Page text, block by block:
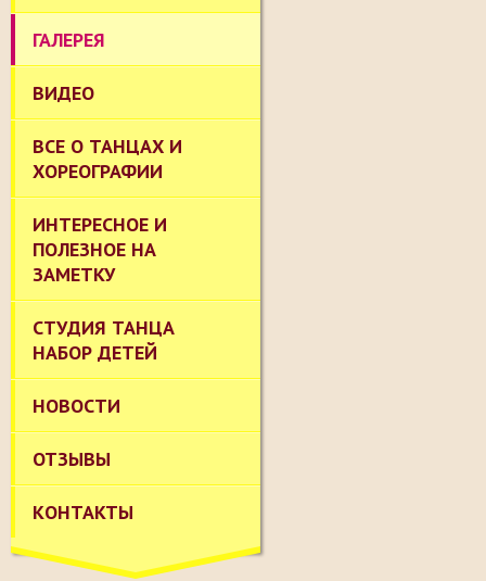
ГАЛЕРЕЯ
ВИДЕО
ВСЕ О ТАНЦАХ И
ХОРЕОГРАФИИ
ИНТЕРЕСНОЕ И
ПОЛЕЗНОЕ НА
ЗАМЕТКУ
СТУДИЯ ТАНЦА
НАБОР ДЕТЕЙ
НОВОСТИ
ОТЗЫВЫ
КОНТАКТЫ